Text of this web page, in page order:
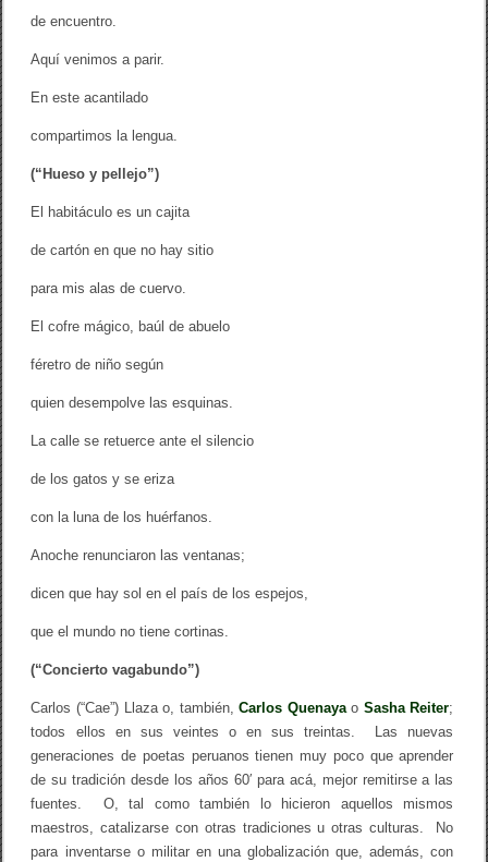
de encuentro.
Aquí venimos a parir.
En este acantilado
compartimos la lengua.
(“Hueso y pellejo”)
El habitáculo es un cajita
de cartón en que no hay sitio
para mis alas de cuervo.
El cofre mágico, baúl de abuelo
féretro de niño según
quien desempolve las esquinas.
La calle se retuerce ante el silencio
de los gatos y se eriza
con la luna de los huérfanos.
Anoche renunciaron las ventanas;
dicen que hay sol en el país de los espejos,
que el mundo no tiene cortinas.
(“Concierto vagabundo”)
Carlos (“Cae”) Llaza o, también,Carlos Quenayao Sasha Reiter;
todos ellos en sus veintes o en sus treintas. Las nuevas
generaciones de poetas peruanos tienen muy poco que aprender
de su tradición desde los años 60′ para acá, mejor remitirse a las
fuentes. O, tal como también lo hicieron aquellos mismos
maestros, catalizarse con otras tradiciones u otras culturas. No
para inventarse o militar en una globalización que, además, con